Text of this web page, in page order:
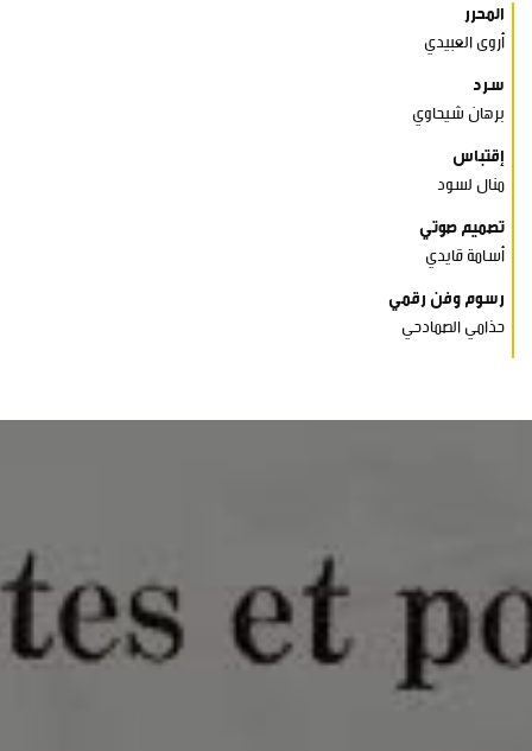
المحرر
أروى العبيدي
سرد
برهان شيحاوي
إقتباس
منال لسود
تصميم صوتي
أسامة قايدي
رسوم وفن رقمي
حذامي الصمادحي